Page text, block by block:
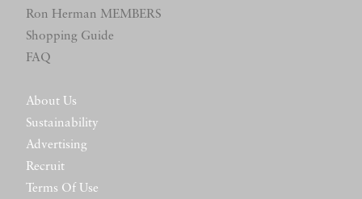
Ron Herman MEMBERS
Shopping Guide
FAQ
About Us
Sustainability
Advertising
Recruit
Terms Of Use